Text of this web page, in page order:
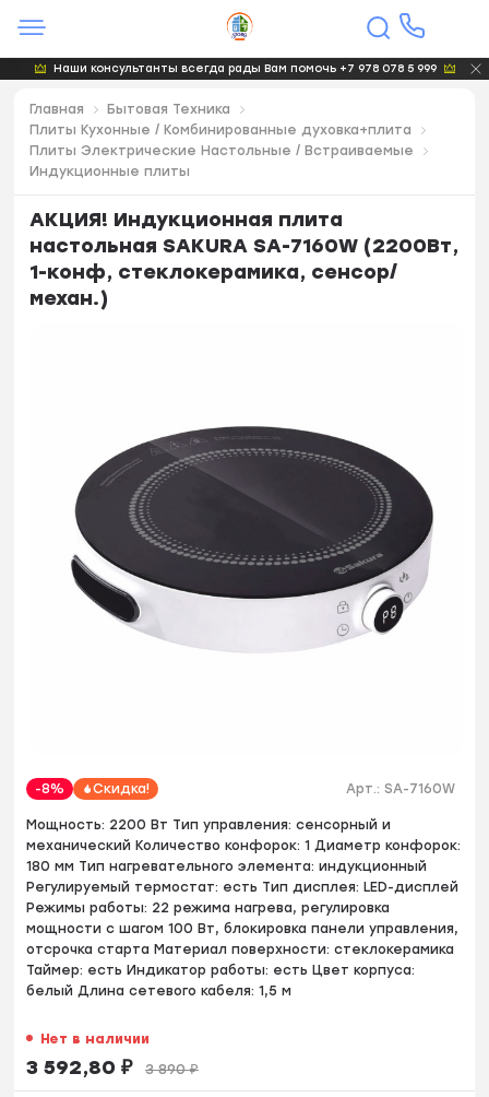
Наши консультанты всегда рады Вам помочь +7 978 078 5 999
Главная
Бытовая Техника
Плиты Кухонные / Комбинированные духовка+плита
Плиты Электрические Настольные / Встраиваемые
Индукционные плиты
АКЦИЯ! Индукционная плита
настольная SAKURA SA-7160W (2200Вт,
1-конф, стеклокерамика, сенсор/
механ.)
-8% Скидка! Арт.:SA-7160W
Мощность: 2200 Вт Тип управления: сенсорный и
механический Количество конфорок: 1 Диаметр конфорок:
180 мм Тип нагревательного элемента: индукционный
Регулируемый термостат: есть Тип дисплея: LED-дисплей
Режимы работы: 22 режима нагрева, регулировка
мощности с шагом 100 Вт, блокировка панели управления,
отсрочка старта Материал поверхности: стеклокерамика
Таймер: есть Индикатор работы: есть Цвет корпуса:
белый Длина сетевого кабеля: 1,5 м
Нет в наличии
3 592,80 ₽ 3 890₽